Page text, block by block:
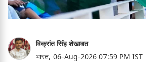
विक्रांत सिंह शेखावत
भारत, 06-Aug-2026 07:59 PM IST